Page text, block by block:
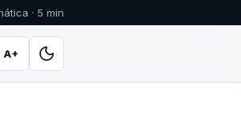
· 5 min
A+